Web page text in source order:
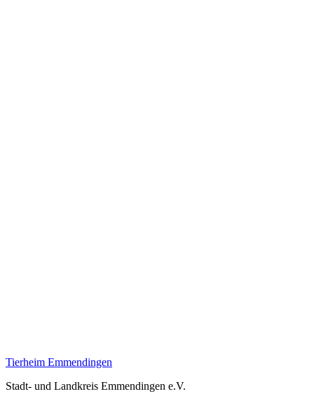
Tierheim Emmendingen
Stadt- und Landkreis Emmendingen e.V.